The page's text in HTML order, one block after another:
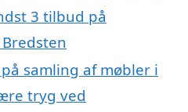
3 tilbud på
samling af møbler i
tryg ved